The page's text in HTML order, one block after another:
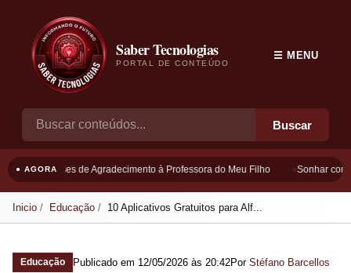
Saber Tecnologias
PORTAL DE CONTEÚDO
Buscar
☰ MENU
● AGORAFrases de Agradecimento à Professora do Meu Filho Sonhar com
Inicio Educação 10 Aplicativos Gratuitos para Alf...
Educação Publicado em 12/05/2026 às 20:42Por Stéfano Barcellos